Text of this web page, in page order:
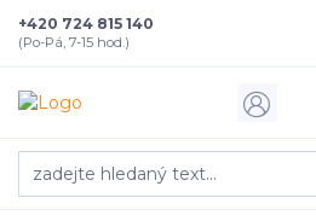
+420 724 815 140
(Po-Pá, 7-15 hod.)